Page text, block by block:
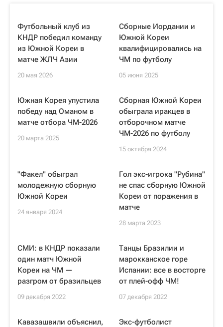
Футбольный клуб из
КНДР победил команду
из Южной Кореи в
матче ЖЛЧ Азии
20 мая 2026
Сборные Иордании и
Южной Кореи
квалифицировались на
ЧМ по футболу
05 июня 2025
Южная Корея упустила
победу над Оманом в
матче отбора ЧМ-2026
20 марта 2025
Сборная Южной Кореи
обыграла иракцев в
отборочном матче
ЧМ-2026 по футболу
15 октября 2024
"Факел" обыграл
молодежную сборную
Южной Кореи
24 января 2024
Гол экс-игрока "Рубина"
не спас сборную Южной
Кореи от поражения в
матче
28 марта 2023
СМИ: в КНДР показали
один матч Южной
Кореи на ЧМ —
разгром от бразильцев
09 декабря 2022
Танцы Бразилии и
марокканское горе
Испании: все в восторге
от плей-офф ЧМ!
07 декабря 2022
Кавазашвили объяснил,
Экс-футболист